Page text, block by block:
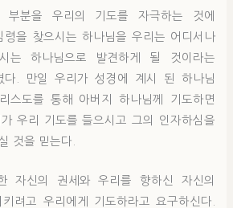
부분을 우리의 기도를 자극하는 것에
령을 찾으시는 하나님을 우리는 어디서나
는 하나님으로 발견하게 될 것이라는
다. 만일 우리가 성경에 계시 된 하나님
스도를 통해 아버지 하나님께 기도하면
우리 기도를 들으시고 그의 인자하심을
것을 믿는다.
자신의 권세와 우리를 향하신 자신의
려고 우리에게 기도하라고 요구하신다.